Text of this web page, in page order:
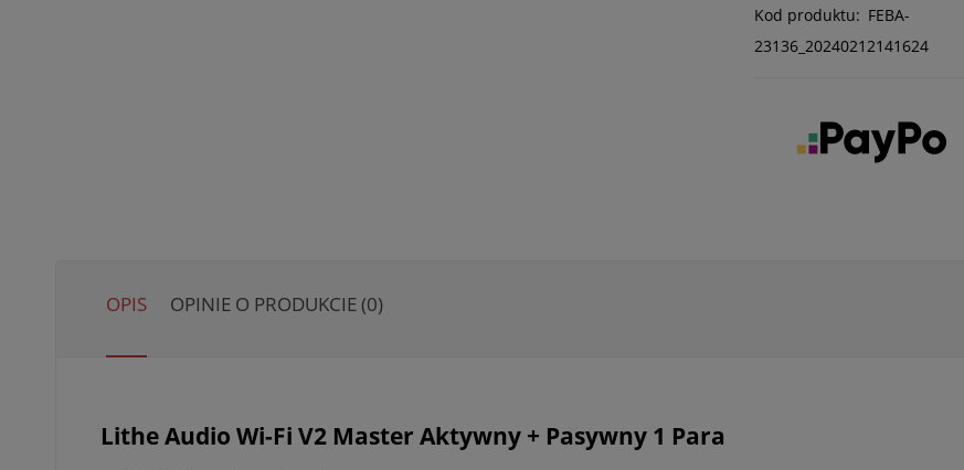
Kod produktu: FEBA-
23136_20240212141624
OPIS OPINIE O PRODUKCIE (0)
Lithe Audio Wi-Fi V2 Master Aktywny + Pasywny 1 Para